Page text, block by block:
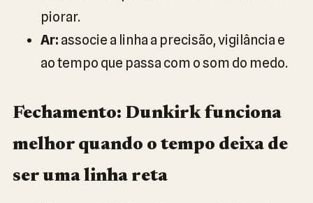
piorar.
Ar: associe a linha a precisão, vigilância e
ao tempo que passa com o som do medo.
Fechamento: Dunkirk funciona
melhor quando o tempo deixa de
ser uma linha reta